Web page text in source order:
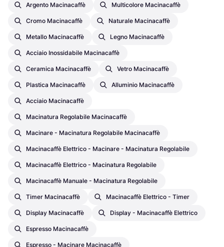
Argento Macinacaffè Multicolore Macinacaffè
Cromo Macinacaffè Naturale Macinacaffè
Metallo Macinacaffè Legno Macinacaffè
Acciaio Inossidabile Macinacaffè
Ceramica Macinacaffè Vetro Macinacaffè
Plastica Macinacaffè Alluminio Macinacaffè
Acciaio Macinacaffè
Macinatura Regolabile Macinacaffè
Macinare - Macinatura Regolabile Macinacaffè
Macinacaffè Elettrico - Macinare - Macinatura Regolabile
Macinacaffè Elettrico - Macinatura Regolabile
Macinacaffè Manuale - Macinatura Regolabile
Timer Macinacaffè Macinacaffè Elettrico - Timer
Display Macinacaffè Display - Macinacaffè Elettrico
Espresso Macinacaffè
Espresso - Macinare Macinacaffè